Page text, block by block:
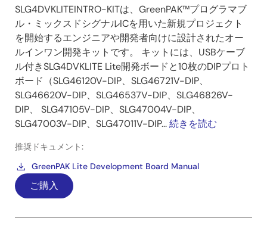
SLG4DVKLITEINTRO-KITは、GreenPAK™プログラマブ
ル・ミックスドシグナルICを用いた新規プロジェクト
を開始するエンジニアや開発者向けに設計されたオー
ルインワン開発キットです。 キットには、USBケーブ
ル付きSLG4DVKLITE Lite開発ボードと10枚のDIPプロト
ボード（SLG46120V-DIP、SLG46721V-DIP、
SLG46620V-DIP、SLG46537V-DIP、SLG46826V-
DIP、 SLG47105V-DIP、SLG47004V-DIP、
SLG47003V-DIP、SLG47011V-DIP...続きを読む
推奨ドキュメント:
GreenPAK Lite Development Board Manual
ご購入